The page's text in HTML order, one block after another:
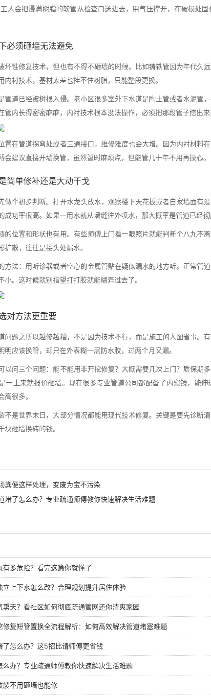
人会把浸满树脂的软管从检查口送进去，用气压撑开，在破损处
必须砸墙无法避免
坏性修复技术，但也有不得不砸墙的时候。比如铸铁管因为年代久
内衬技术，基材太差也挂不住树脂，只能整段更换。
管道已经被树根入侵。老小区很多室外下水道是陶土管或者水泥管
管内长得密密麻麻，内衬技术根本没法操作，必须把那段管子挖出来
置在管道拐弯处或者三通接口，维修难度也会大增。因为内衬材料
会建议直接开墙换管，虽然暂时麻烦点，但能管几十年不用再操心。
简单修补还是大动干戈
做个初步判断。打开水龙头放水，观察楼下天花板或者自家墙面有
成功率很高。如果一用水就从墙缝往外喷水，那大概率是管道已经彻
的位置和形状也有用。有些师傅上门看一眼照片就能判断个八九不
扩散，往往是接头处漏水。
方法：用听诊器或者空心的金属管贴在疑似漏水的地方听。正常管
小。这时候就别指望打打胶就能糊弄过去了。
对方法更重要
问题之所以越修越糟，不是因为技术不行，而是施工的人图省事。
明应该换管，却只在外表糊一层防水胶，过两个月又漏。
以问三个问题：能不能用非开挖修复？大概需要几次上门？质保期
一上来就报价砸墙。现在很多专业管道公司都配备了内窥镜，能
很多。
不是世界末日，大部分情况都能用现代技术修复。关键是要先诊断
块砸墙换砖的钱。
粪便这样处理，变废为宝不污染
堵了怎么办？专业疏通师傅教你快速解决生活难题
有多危险？看完这篇你就懂了
立上下水怎么改？合理规划提升居住体验
熏天？看社区如何彻底疏通管网还你清爽家园
修复短管置换全流程解析：如何高效解决管道堵塞难题
了怎么办？这5招比请师傅更省钱
么办？专业疏通师傅教你快速解决生活难题
裂不用砸墙也能修